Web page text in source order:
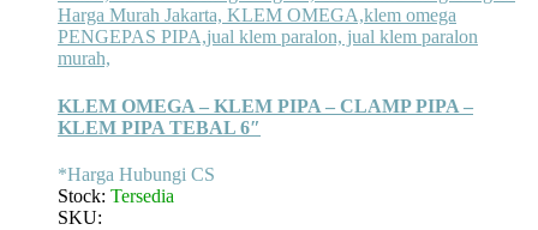
KLEM OMEGA – KLEM PIPA – CLAMP PIPA –
KLEM PIPA TEBAL 6″
*Harga Hubungi CS
Stock: Tersedia
SKU: